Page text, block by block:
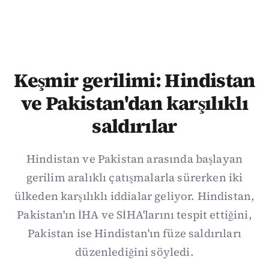
Keşmir gerilimi: Hindistan
ve Pakistan'dan karşılıklı
saldırılar
Hindistan ve Pakistan arasında başlayan
gerilim aralıklı çatışmalarla sürerken iki
ülkeden karşılıklı iddialar geliyor. Hindistan,
Pakistan'ın İHA ve SİHA'larını tespit ettiğini,
Pakistan ise Hindistan'ın füze saldırıları
düzenlediğini söyledi.